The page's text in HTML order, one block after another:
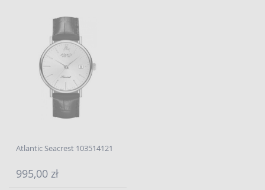
Atlantic Seacrest 103514121
995,00 zł